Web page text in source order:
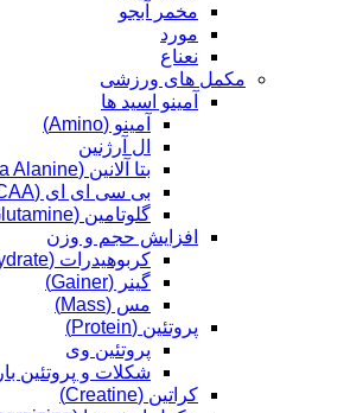
مخمر آبجو
مورد
نعناع
مکمل های ورزشی
آمینو اسید ها
آمینو (Amino)
ال آرژنین
بتا آلانین (Beta Alanine)
بی سی ای ای (BCAA)
گلوتامین (Glutamine)
افزایش حجم و وزن
کربوهیدرات (Carbohydrate)
گینر (Gainer)
مس (Mass)
پروتئین (Protein)
پروتئین وی
شکلات و پروتئین بار
کراتین (Creatine)